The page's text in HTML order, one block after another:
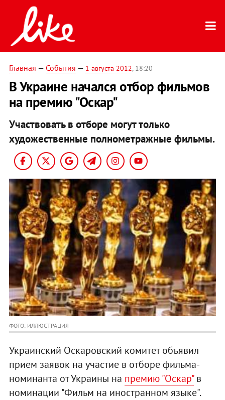
Главная — События — 1 августа 2012, 18:20
В Украине начался отбор фильмов
на премию "Оскар"
Участвовать в отборе могут только
художественные полнометражные фильмы.
ФОТО: ИЛЛЮСТРАЦИЯ
Украинский Оскаровский комитет объявил
прием заявок на участие в отборе фильма-
номинанта от Украины на премию "Оскар"в
номинации "Фильм на иностранном языке".